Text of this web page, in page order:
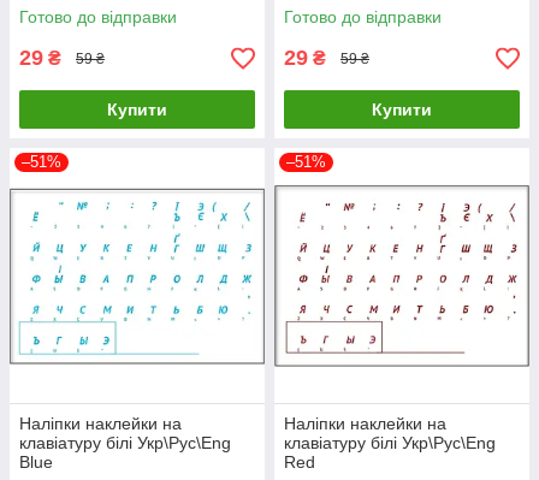
Готово до відправки
29 ₴ 59 ₴
Купити
Готово до відправки
29 ₴ 59 ₴
Купити
–51%
Наліпки наклейки на
клавіатуру білі Укр\Рус\Eng
Blue
–51%
Наліпки наклейки на
клавіатуру білі Укр\Рус\Eng
Red